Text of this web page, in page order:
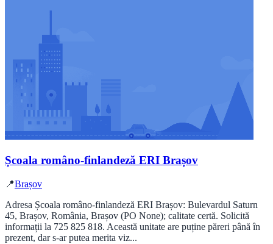
Școala româno-finlandeză ERI Brașov
📍Brașov
Adresa Școala româno-finlandeză ERI Brașov: Bulevardul Saturn
45, Brașov, România, Brașov (PO None); calitate certă. Solicită
informații la 725 825 818. Această unitate are puține păreri până în
prezent, dar s-ar putea merita viz...